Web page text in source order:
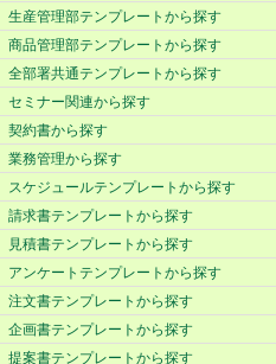
生産管理部テンプレートから探す
商品管理部テンプレートから探す
全部署共通テンプレートから探す
セミナー関連から探す
契約書から探す
業務管理から探す
スケジュールテンプレートから探す
請求書テンプレートから探す
見積書テンプレートから探す
アンケートテンプレートから探す
注文書テンプレートから探す
企画書テンプレートから探す
提案書テンプレートから探す